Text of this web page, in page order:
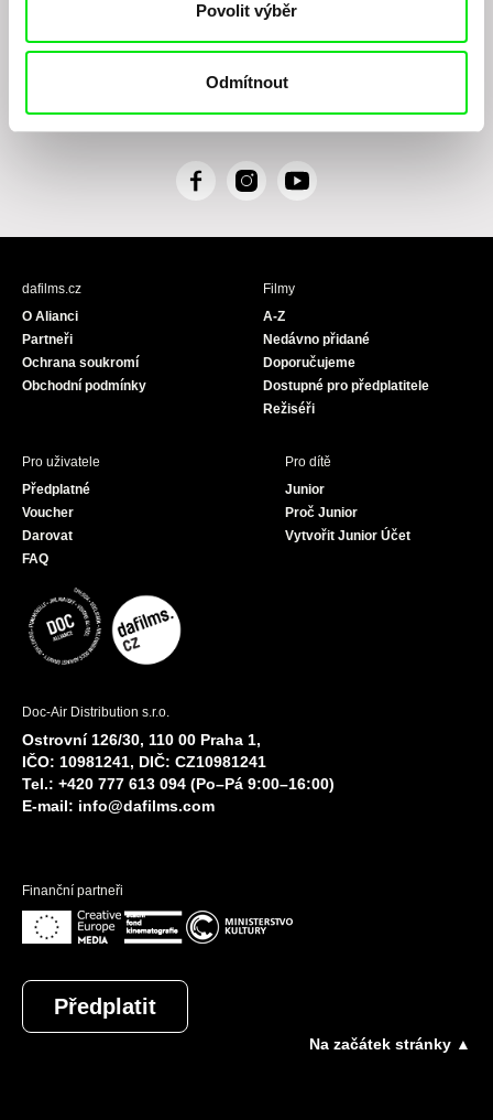
Povolit výběr
Odmítnout
elektronickými prostředky a souvisejícím zpracováním osobních údajů pro účely
Zásady zpracování osobních údajů, textu rozumím a souhlasím s ním, přičemž
F
c
I
s
Y
u
dafilms.cz
O Alianci
Partneři
Ochrana soukromí
Obchodní podmínky
Filmy
A-Z
Nedávno přidané
Doporučujeme
Dostupné pro předplatitele
Režiséři
Pro uživatele
Předplatné
Voucher
Darovat
FAQ
Pro dítě
Junior
Proč Junior
Vytvořit Junior Účet
Doc-Air Distribution s.r.o.
Ostrovní 126/30, 110 00 Praha 1,
IČO: 10981241, DIČ: CZ10981241
Tel.: +420 777 613 094 (Po–Pá 9:00–16:00)
E-mail: info@dafilms.com
Finanční partneři
Předplatit
Na začátek stránky ▲